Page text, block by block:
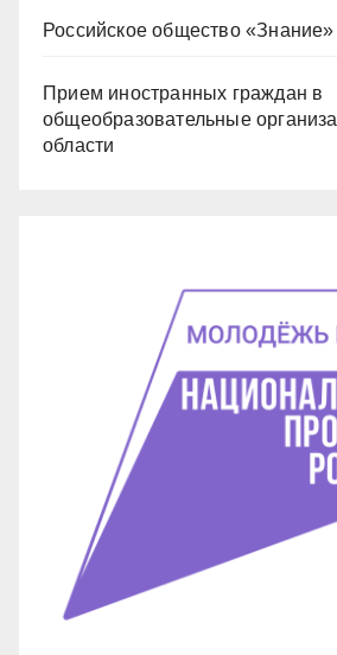
Российское общество «Знание»
Прием иностранных граждан в
общеобразовательные
области